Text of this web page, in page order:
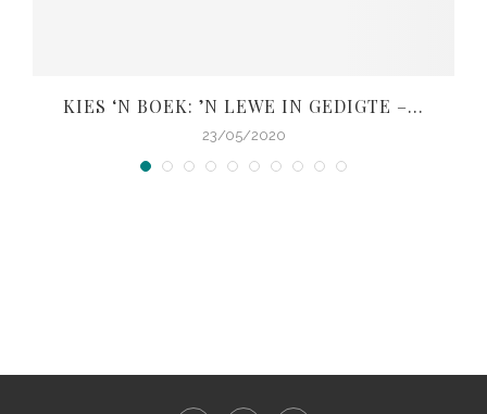
KIES ‘N BOEK: ’N LEWE IN GEDIGTE –...
23/05/2020